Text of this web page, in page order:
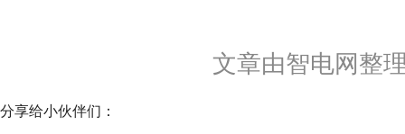
文章由智电网整
分享给小伙伴们：